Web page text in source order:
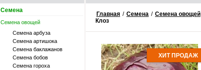
Семена
Семена овощей
Семена арбуза
Семена артишока
Семена баклажанов
Семена бобов
Семена гороха
Главная / Семена / Семена овощей
Клоз
ХИТ ПРОДАЖ